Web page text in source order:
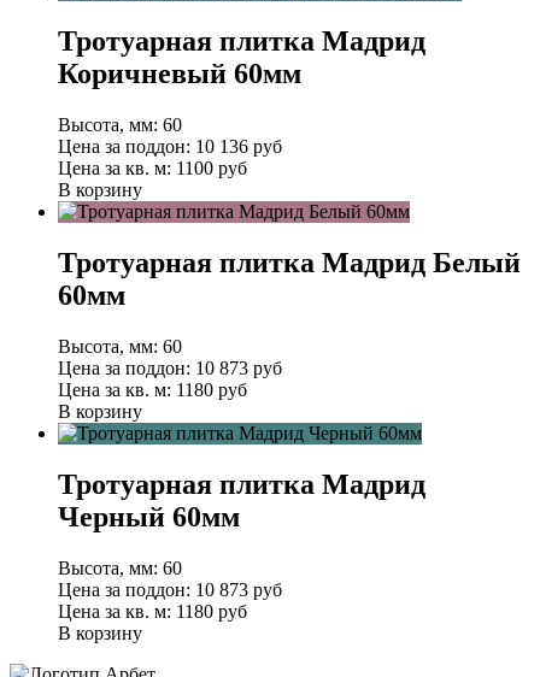
Тротуарная плитка Мадрид
Коричневый 60мм
Высота, мм: 60
Цена за поддон: 10 136 руб
Цена за кв. м: 1100 руб
В корзину
Тротуарная плитка Мадрид Белый
60мм
Высота, мм: 60
Цена за поддон: 10 873 руб
Цена за кв. м: 1180 руб
В корзину
Тротуарная плитка Мадрид
Черный 60мм
Высота, мм: 60
Цена за поддон: 10 873 руб
Цена за кв. м: 1180 руб
В корзину